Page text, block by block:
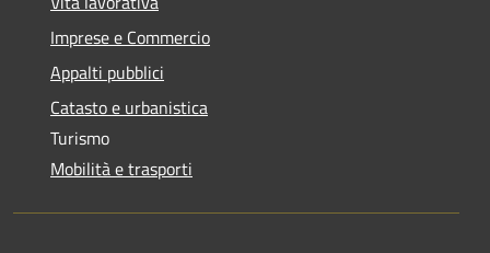
Imprese e Commercio
Appalti pubblici
Catasto e urbanistica
Turismo
Mobilità e trasporti